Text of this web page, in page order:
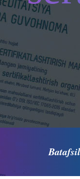
Batafsil